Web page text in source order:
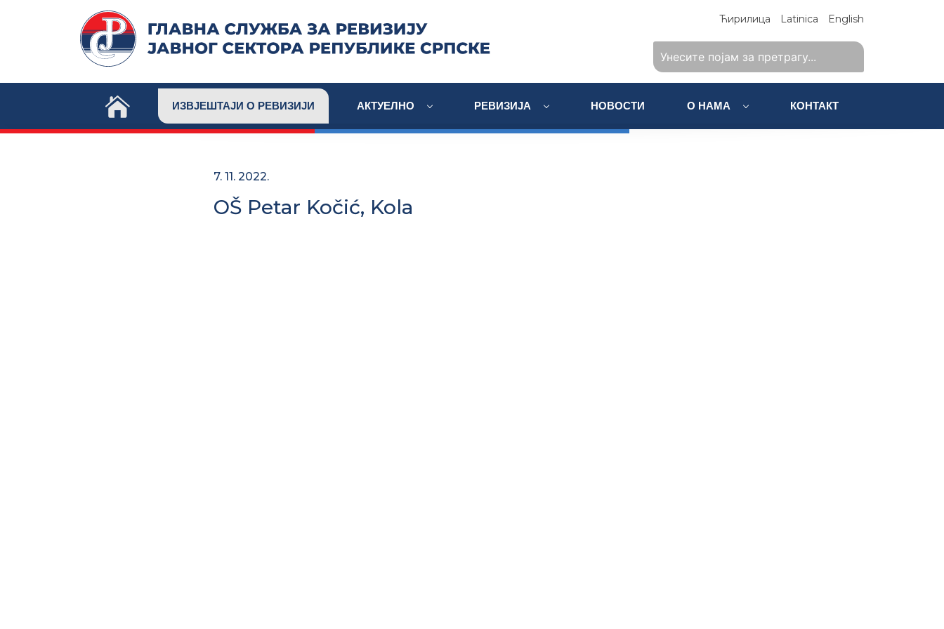
Ћирилица Latinica English
ИЗВЈЕШТАЈИ О РЕВИЗИЈИ АКТУЕЛНО РЕВИЗИЈА НОВОСТИ О НАМА КОНТАКТ
7. 11. 2022.
OŠ Petar Kočić, Kola